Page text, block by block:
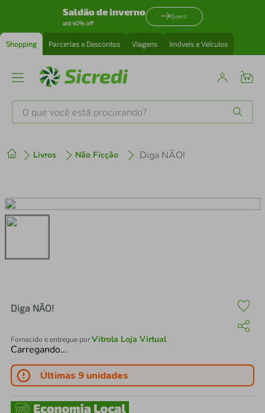
Saldão de inverno
até 40% off
Quero
Shopping Parcerias e Descontos Viagens Imóveis e Veículos
O que você está procurando?
Livros Não Ficção Diga NÃO!
Diga NÃO!
Fornecido e entregue porVitrola Loja Virtual
Carregando…
Últimas 9 unidades
2º cafeteira